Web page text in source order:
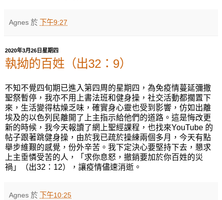
Agnes 於 下午9:27
2020年3月26日星期四
執拗的百姓（出32：9）
不知不覺四旬期已進入第四周 的星期四， 為免疫情蔓延彌撒
聖祭暫停，我亦不用上書法班和健身操，社交活動都擱置下
來，生活變得枯燥乏味，確實身心靈也受到影響，仿如出離
埃及的以色列民離開了上主指示給他們的道路。這是悔改更
新的時候，我今天報讀了網上聖經課程，也找來YouTube 的
帖子跟著跳健身操，由於我已疏於操練兩個多月，今天有點
舉步維艱的感覺，份外辛苦。我下定決心要堅持下去，懇求
上主垂憐受苦的人，「求你息怒，撤銷要加於你百姓的災
禍」（出32 ： 12），讓疫情儘速消逝。
Agnes 於 下午10:25